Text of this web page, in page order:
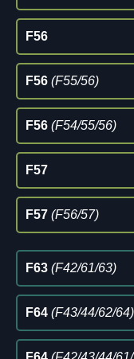
F56
F56 (F55/56)
F56 (F54/55/56)
F57
F57 (F56/57)
F63 (F42/61/63)
F64 (F43/44/62/64)